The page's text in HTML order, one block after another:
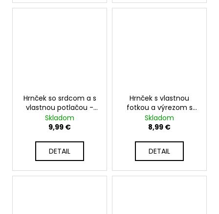
Hrnček so srdcom a s
vlastnou potlačou -
330 ml
Skladom
9,99 €
DETAIL
Hrnček s vlastnou
fotkou a výrezom s
medvedíkom a
srdiečkami - 330ml
Skladom
8,99 €
DETAIL